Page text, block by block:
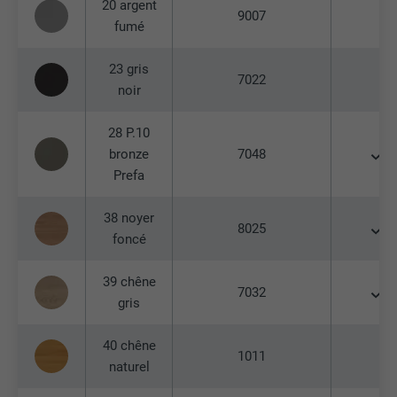
20 argent
fumé
9007
23 gris
noir
7022
28 P.10
bronze
Prefa
7048
38 noyer
foncé
8025
39 chêne
gris
7032
40 chêne
naturel
1011
EXPIRATION 2 ans
UTILITÉ
Utilisé par le service de réseau social
NOM bscookie
FOURNISSEUR
UTILITÉ
Utilisé par le service de réseau social